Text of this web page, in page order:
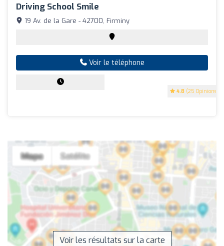
Driving School Smile
4.8 (25 Opinions)
19 Av. de la Gare - 42700, Firminy
Voir le téléphone
Voir les résultats sur la carte